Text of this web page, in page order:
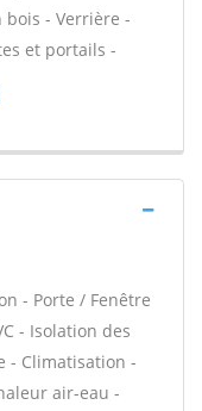
bois - Verrière -
et portails -
- Porte / Fenêtre
- Isolation des
- Climatisation -
air-eau -